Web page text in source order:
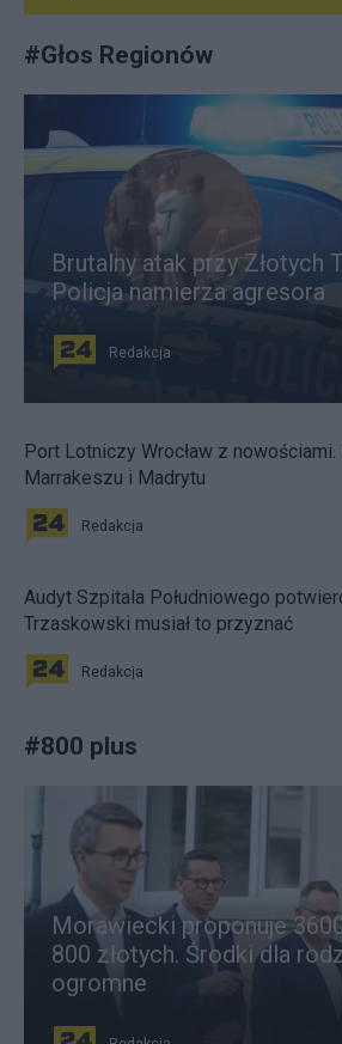
#Głos Regionów
Brutalny atak przy Złotych
Policja namierza agresora
Redakcja
Port Lotniczy Wrocław z
Marrakeszu i Madrytu
Redakcja
Audyt Szpitala Południowego
Trzaskowski musiał to przyznać
Redakcja
#800 plus
Morawiecki proponuje
800 złotych. Środki dla
ogromne